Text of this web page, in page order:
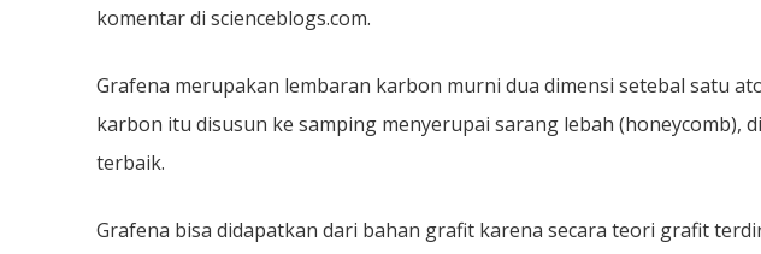
komentar di scienceblogs.com.
Grafena merupakan lembaran karbon murni dua dimensi setebal satu
karbon itu disusun ke samping menyerupai sarang lebah (honeycomb),
terbaik.
Grafena bisa didapatkan dari bahan grafit karena secara teori grafit